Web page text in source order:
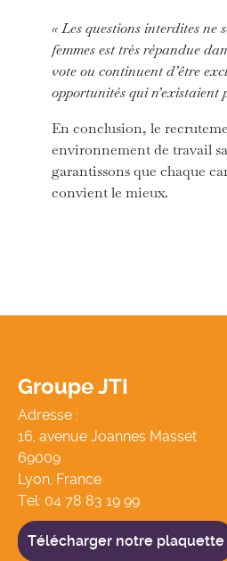
« Les questions interdites
femmes est très répandue
vote ou continuent d’être
opportunités qui
En conclusion, le
environnement de travail
garantissons que chaque
convient le mieux.
Groupe JTI
Adresse :
16, avenue Joannes Masset
69009
Lyon, France
Tel: 04 78 83 19 99
Télécharger notre plaquette